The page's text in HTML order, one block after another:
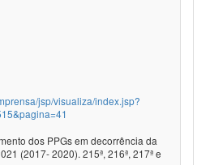
jsp/visualiza/index.jsp?
dos PPGs em decorrência da
(2017- 2020). 215ª, 216ª, 217ª e